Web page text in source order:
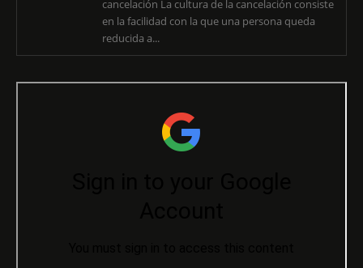
cancelación La cultura de la cancelación consiste
en la facilidad con la que una persona queda
reducida a...